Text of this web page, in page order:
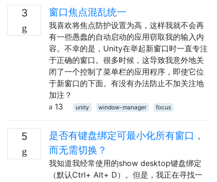
3 窗口焦点混乱统一
我喜欢将焦点防护设置为高，这样我就不会再
有一些愚蠢的自动启动的应用窃取我的输入内
容。不幸的是，Unity在举起新窗口时一直专注
于正确的窗口。很多时候，这导致我意外地关
闭了一个控制了菜单栏的应用程序，即使它位
于新窗口的下面。有没有办法防止不加关注地
加注？
13
unity window-manager focus
5
是否有键盘绑定可最小化所有窗口，
而无需切换？
我知道我经常使用的show desktop键盘绑定
（默认Ctrl+ Alt+ D）。但是，我正在寻找一